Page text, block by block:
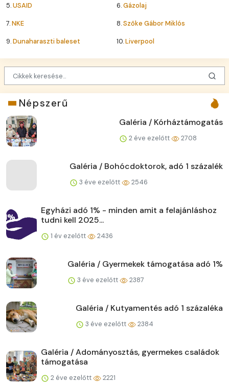
5.USAID 6.Gázolaj
7.NKE 8.Szőke Gábor Miklós
9.Dunaharaszti baleset 10.Liverpool
Népszerű
Galéria / Kórháztámogatás
2 éve ezelőtt 2708
Galéria / Bohócdoktorok, adó 1 százalék
3 éve ezelőtt 2546
Egyházi adó 1% - minden amit a felajánláshoz
tudni kell 2025...
1 év ezelőtt 2436
Galéria / Gyermekek támogatása adó 1%
3 éve ezelőtt 2387
Galéria / Kutyamentés adó 1 százaléka
3 éve ezelőtt 2384
Galéria / Adományosztás, gyermekes családok
támogatása
2 éve ezelőtt 2221